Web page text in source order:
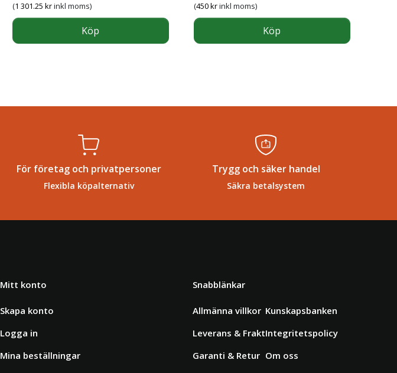
(1 301.25 krinkl moms)
Köp
(450krinkl moms)
Köp
För företag och privatpersoner
Flexibla köpalternativ
Trygg och säker handel
Säkra betalsystem
Mitt konto
Skapa konto
Logga in
Mina beställningar
Snabblänkar
Allmänna villkor
Leverans & Frakt
Garanti & Retur
Kunskapsbanken
Integritetspolicy
Om oss